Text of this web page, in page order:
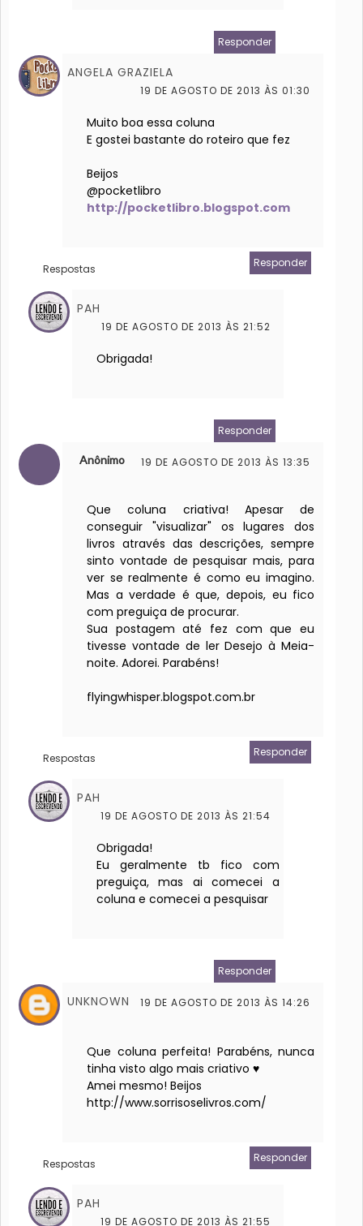
Responder
ANGELA GRAZIELA
19 DE AGOSTO DE 2013 ÀS 01:30
Muito boa essa coluna
E gostei bastante do roteiro que fez
Beijos
@pocketlibro
http://pocketlibro.blogspot.com
Responder
Respostas
PAH
19 DE AGOSTO DE 2013 ÀS 21:52
Obrigada!
Responder
Anônimo 19 DE AGOSTO DE 2013 ÀS 13:35
Que coluna criativa! Apesar de
conseguir "visualizar" os lugares dos
livros através das descrições, sempre
sinto vontade de pesquisar mais, para
ver se realmente é como eu imagino.
Mas a verdade é que, depois, eu fico
com preguiça de procurar.
Sua postagem até fez com que eu
tivesse vontade de ler Desejo à Meia-
noite. Adorei. Parabéns!
flyingwhisper.blogspot.com.br
Responder
Respostas
PAH
19 DE AGOSTO DE 2013 ÀS 21:54
Obrigada!
Eu geralmente tb fico com
preguiça, mas ai comecei a
coluna e comecei a pesquisar
Responder
UNKNOWN 19 DE AGOSTO DE 2013 ÀS 14:26
Que coluna perfeita! Parabéns, nunca
tinha visto algo mais criativo ♥
Amei mesmo! Beijos
http://www.sorrisoselivros.com/
Responder
Respostas
PAH
19 DE AGOSTO DE 2013 ÀS 21:55